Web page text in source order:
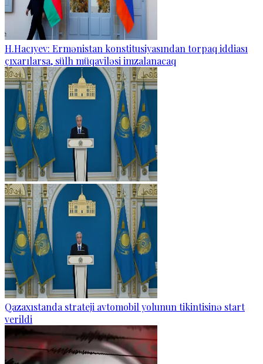
H.Hacıyev: Ermənistan konstitusiyasından torpaq iddiası
çıxarılarsa, sülh müqaviləsi imzalanacaq
Qazaxıstanda strateji avtomobil yolunun tikintisinə start
verildi